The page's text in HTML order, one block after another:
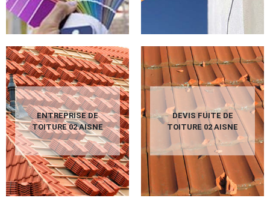
ENTREPRISE DE
TOITURE 02 AISNE
DEVIS FUITE DE
TOITURE 02 AISNE